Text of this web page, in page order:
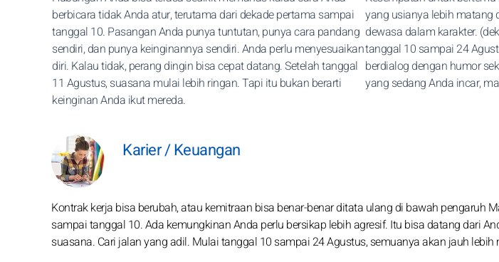
berbicara tidak Anda atur, terutama dari dekade pertama sampai
tanggal 10. Pasangan Anda punya tuntutan, punya cara pandang
sendiri, dan punya keinginannya sendiri. Anda perlu menyesuaikan
diri. Kalau tidak, perang dingin bisa cepat datang. Setelah tanggal
11 Agustus, suasana mulai lebih ringan. Tapi itu bukan berarti
keinginan Anda ikut mereda.
yang usianya lebih matang
dewasa dalam karakter.
tanggal 10 sampai 24
berdialog dengan humor
yang sedang Anda incar,
Karier / Keuangan
Kontrak kerja bisa berubah, atau kemitraan bisa benar-benar ditata ulang di bawah pengaruh
sampai tanggal 10. Ada kemungkinan Anda perlu bersikap lebih agresif. Itu bisa datang dari
suasana. Cari jalan yang adil. Mulai tanggal 10 sampai 24 Agustus, semuanya akan jauh lebih